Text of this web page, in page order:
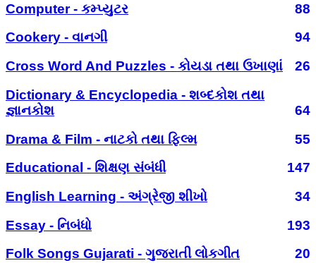
Computer - કમ્પ્યુટર
88
Cookery - વાનગી
94
Cross Word And Puzzles - કોયડા તથા ઉખાણાં
26
Dictionary & Encyclopedia - શબ્દકોશ તથા
જ્ઞાનકોશ
64
Drama & Film - નાટકો તથા ફિલ્મ
55
Educational - શિક્ષણ સંબંધી
147
English Learning - અંગ્રેજી શીખો
34
Essay - નિબંધો
193
Folk Songs Gujarati - ગુજરાતી લોકગીત
20